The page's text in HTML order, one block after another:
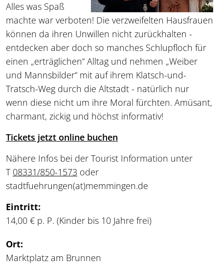
Alles was Spaß
machte war verboten! Die verzweifelten Hausfrauen
können da ihren Unwillen nicht zurückhalten -
entdecken aber doch so manches Schlupfloch für
einen „erträglichen“ Alltag und nehmen „Weiber
und Mannsbilder“ mit auf ihrem Klatsch-und-
Tratsch-Weg durch die Altstadt - natürlich nur
wenn diese nicht um ihre Moral fürchten. Amüsant,
charmant, zickig und höchst informativ!
Tickets jetzt online buchen
Nähere Infos bei der Tourist Information unter
T 08331/850-1573 oder
stadtfuehrungen(at)memmingen.de
Eintritt:
14,00 € p. P. (Kinder bis 10 Jahre frei)
Ort:
Marktplatz am Brunnen